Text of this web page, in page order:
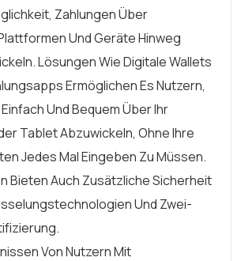
Zahlungen Über
Und Geräte Hinweg
Lösungen Wie Digitale Wallets
Ermöglichen Es Nutzern,
Und Bequem Über Ihr
Tablet Abzuwickeln, Ohne Ihre
Jedes Mal Eingeben Zu Müssen.
Bieten Auch Zusätzliche Sicherheit
Und Zwei-
Von Nutzern Mit